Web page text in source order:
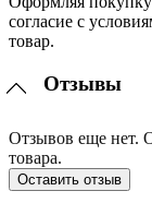
согласие с
товар.
Отзывы
Отзывов еще нет.
товара.
Оставить отзыв